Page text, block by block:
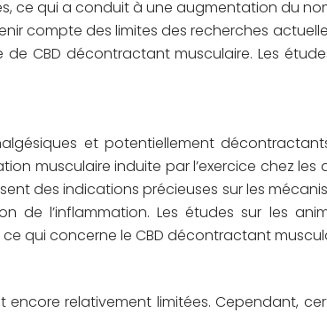
ce qui a conduit à une augmentation du
compte des limites des recherches
CBD décontractant musculaire. Les
et potentiellement
musculaire induite par l’exercice chez les
des indications précieuses sur les
de l’inflammation. Les études sur les
qui concerne le CBD décontractant
relativement limitées. Cependant,